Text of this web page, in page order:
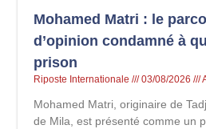
Mohamed Matri : le
d’opinion condamné à
prison
Riposte Internationale 03/08/2026
Mohamed Matri, originaire de
de Mila, est présenté comme un